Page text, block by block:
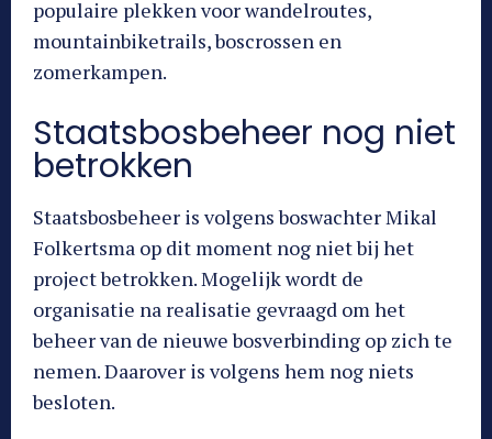
populaire plekken voor wandelroutes,
mountainbiketrails, boscrossen en
zomerkampen.
Staatsbosbeheer nog niet
betrokken
Staatsbosbeheer is volgens boswachter Mikal
Folkertsma op dit moment nog niet bij het
project betrokken. Mogelijk wordt de
organisatie na realisatie gevraagd om het
beheer van de nieuwe bosverbinding op zich te
nemen. Daarover is volgens hem nog niets
besloten.